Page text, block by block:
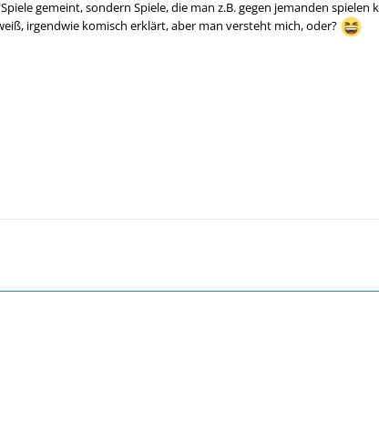
gemeint, sondern Spiele, die man z.B. gegen jemanden
irgendwie komisch erklärt, aber man versteht mich, oder?